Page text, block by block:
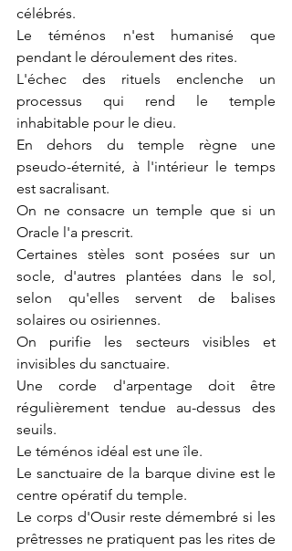
célébrés.
Le téménos n'est humanisé que
pendant le déroulement des rites.
L'échec des rituels enclenche un
processus qui rend le temple
inhabitable pour le dieu.
En dehors du temple règne une
pseudo-éternité, à l'intérieur le temps
est sacralisant.
On ne consacre un temple que si un
Oracle l'a prescrit.
Certaines stèles sont posées sur un
socle, d'autres plantées dans le sol,
selon qu'elles servent de balises
solaires ou osiriennes.
On purifie les secteurs visibles et
invisibles du sanctuaire.
Une corde d'arpentage doit être
régulièrement tendue au-dessus des
seuils.
Le téménos idéal est une île.
Le sanctuaire de la barque divine est le
centre opératif du temple.
Le corps d'Ousir reste démembré si les
prêtresses ne pratiquent pas les rites de